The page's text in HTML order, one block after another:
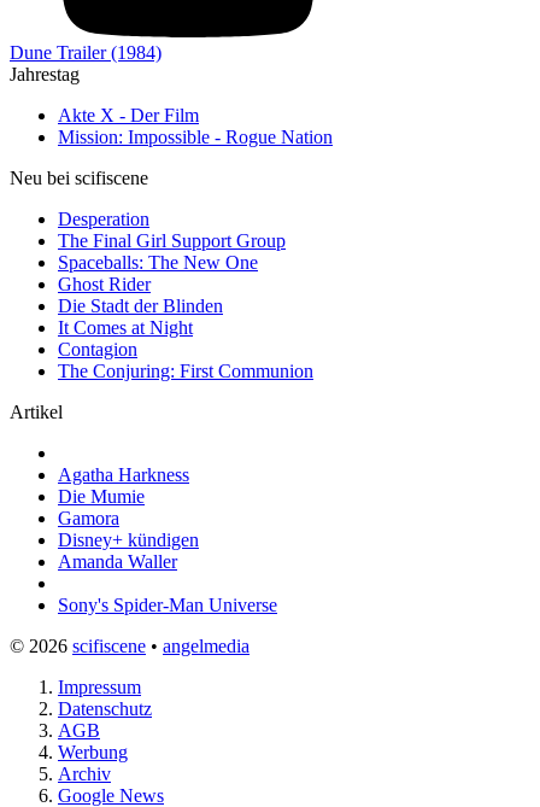
Dune Trailer (1984)
Jahrestag
Akte X - Der Film
Mission: Impossible - Rogue Nation
Neu bei scifiscene
Desperation
The Final Girl Support Group
Spaceballs: The New One
Ghost Rider
Die Stadt der Blinden
It Comes at Night
Contagion
The Conjuring: First Communion
Artikel
Agatha Harkness
Die Mumie
Gamora
Disney+ kündigen
Amanda Waller
Sony's Spider-Man Universe
© 2026 scifiscene • angelmedia
Impressum
Datenschutz
AGB
Werbung
Archiv
Google News